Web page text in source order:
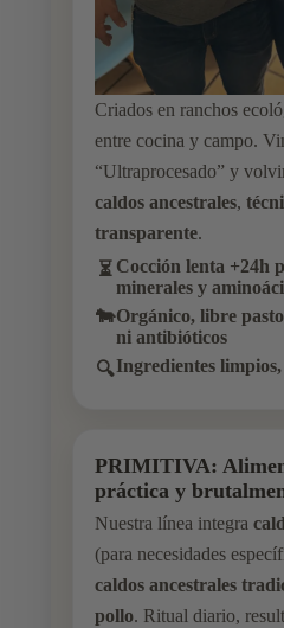
Criados en ranchos
entre cocina y campo.
“Ultraprocesado” y
caldos ancestrales,
transparente.
⏳ Cocción lenta +24h
minerales y
🐄Orgánico, libre
ni antibióticos
🔍Ingredientes limpios,
PRIMITIVA:
práctica y
Nuestra línea integra
(para necesidades
caldos ancestrales
pollo. Ritual diario,